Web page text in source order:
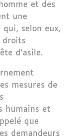
et des
une
selon eux,
droits
d’asile.
mesures de
humains et
que
demandeurs